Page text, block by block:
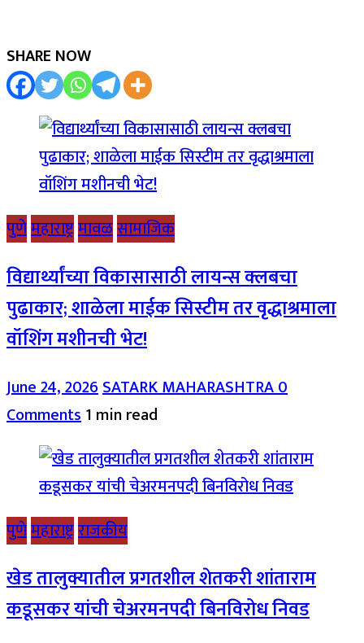
SHARE NOW
पुणेमहाराष्ट्रमावळसामाजिक
विद्यार्थ्यांच्या विकासासाठी लायन्स क्लबचा
पुढाकार; शाळेला माईक सिस्टीम तर वृद्धाश्रमाला
वॉशिंग मशीनची भेट!
June 24, 2026SATARK MAHARASHTRA0
Comments1 min read
पुणेमहाराष्ट्रराजकीय
खेड तालुक्यातील प्रगतशील शेतकरी शांताराम
कडूसकर यांची चेअरमनपदी बिनविरोध निवड